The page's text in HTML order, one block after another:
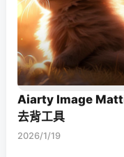
Aiarty Image
去背工具
2026/1/19